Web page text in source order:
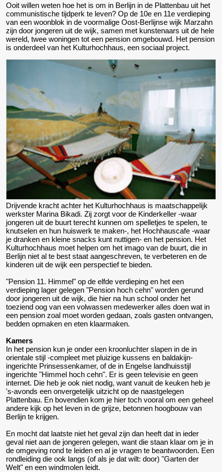
Ooit willen weten hoe het is om in Berlijn in de Plattenbau uit het
communistische tijdperk te leven? Op de 10e en 11e verdieping
van een woonblok in de voormalige Oost-Berlijnse wijk Marzahn
zijn door jongeren uit de wijk, samen met kunstenaars uit de hele
wereld, twee woningen tot een pension omgebouwd. Het pension
is onderdeel van het Kulturhochhaus, een sociaal project.
Drijvende kracht achter het Kulturhochhaus is maatschappelijk
werkster Marina Bikadi. Zij zorgt voor de Kinderkeller -waar
jongeren uit de buurt terecht kunnen om spelletjes te spelen, te
knutselen en hun huiswerk te maken-, het Hochhauscafe -waar
je dranken en kleine snacks kunt nuttigen- en het pension. Het
Kulturhochhaus moet helpen om het imago van de buurt, die in
Berlijn niet al te best staat aangeschreven, te verbeteren en de
kinderen uit de wijk een perspectief te bieden.
"Pension 11. Himmel" op de elfde verdieping en het een
verdieping lager gelegen "Pension hoch cehn" worden gerund
door jongeren uit de wijk, die hier na hun school onder het
toeziend oog van een volwassen medewerker alles doen wat in
een pension zoal moet worden gedaan, zoals gasten ontvangen,
bedden opmaken en eten klaarmaken.
Kamers
In het pension kun je onder een kroonluchter slapen in de in
orientale stijl -compleet met pluizige kussens en baldakijn-
ingerichte Prinsessenkamer, of de in Engelse landhuisstijl
ingerichte "Himmel hoch cehn". Er is geen televisie en geen
internet. Die heb je ook niet nodig, want vanuit de keuken heb je
's-avonds een onvergetelijk uitzicht op de naastgelegen
Plattenbau. En bovendien kom je hier toch vooral om een geheel
andere kijk op het leven in de grijze, betonnen hoogbouw van
Berlijn te krijgen.
En mocht dat laatste niet het geval zijn dan heeft dat in ieder
geval niet aan de jongeren gelegen, want die staan klaar om je in
de omgeving rond te leiden en al je vragen te beantwoorden. Een
rondleiding die ook langs (of als je dat wilt: door) "Garten der
Welt" en een windmolen leidt.